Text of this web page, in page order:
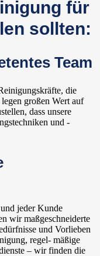
für
sollten:
Team
die
großen Wert auf
dass unsere
und -
jeder Kunde
wir maßgeschneiderte
und Vorlieben
regel- mäßige
– wir finden die